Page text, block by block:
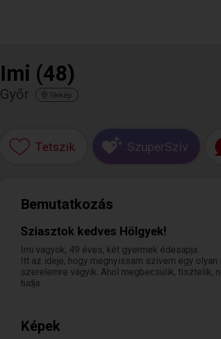
Imi (48)
Győr Térkép
Tetszik SzuperSzív
Bemutatkozás
Sziasztok kedves Hölgyek!
Imi vagyok, 49 éves, két gyermek édesapja.
Itt az ideje, hogy megnyissam szívem egy
szerelemre vágyik. Ahol megbecsülik, tisztelik,
tudja.
Képek